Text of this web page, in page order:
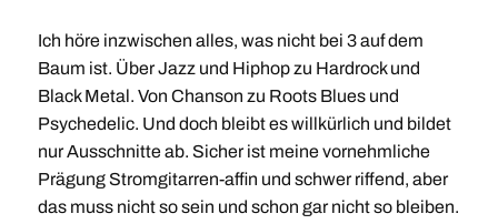
Ich höre inzwischen alles, was nicht bei 3 auf dem
Baum ist. Über Jazz und Hiphop zu Hardrock und
Black Metal. Von Chanson zu Roots Blues und
Psychedelic. Und doch bleibt es willkürlich und bildet
nur Ausschnitte ab. Sicher ist meine vornehmliche
Prägung Stromgitarren-affin und schwer riffend, aber
das muss nicht so sein und schon gar nicht so bleiben.